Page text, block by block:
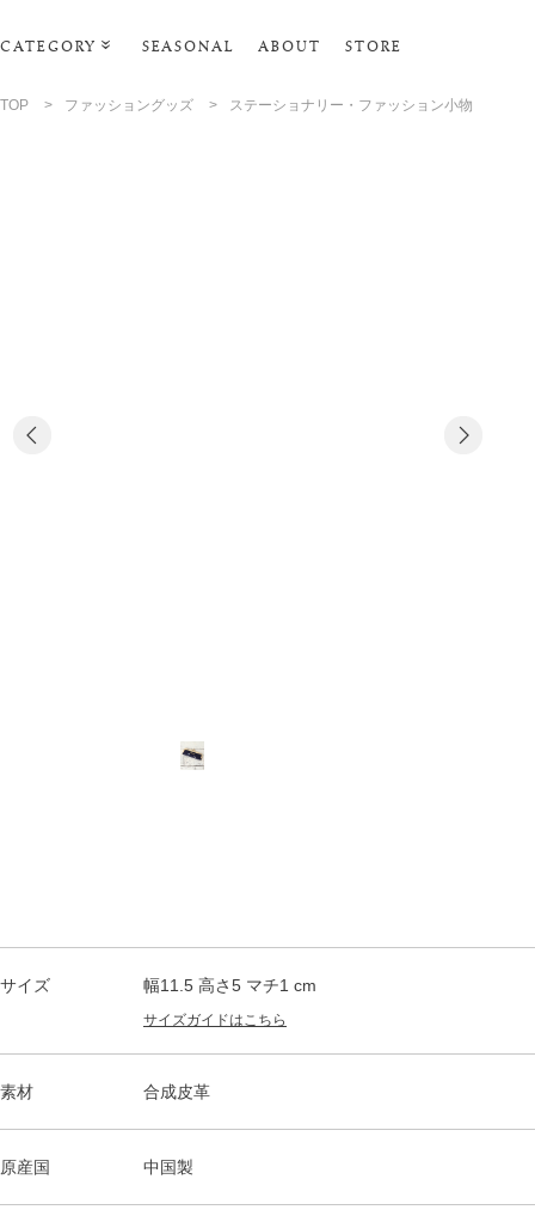
CATEGORY SEASONAL ABOUT STORE
TOP > ファッショングッズ > ステーショナリー・ファッション小物
サイズ 幅11.5 高さ5 マチ1 cm
サイズガイドはこちら
素材 合成皮革
原産国 中国製